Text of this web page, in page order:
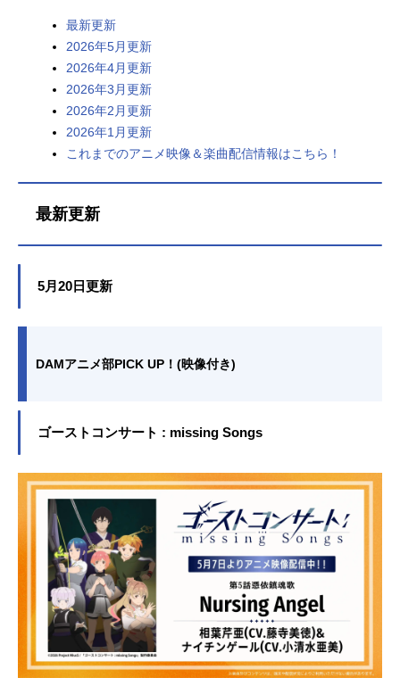
最新更新
2026年5月更新
2026年4月更新
2026年3月更新
2026年2月更新
2026年1月更新
これまでのアニメ映像＆楽曲配信情報はこちら！
最新更新
5月20日更新
DAMアニメ部PICK UP！(映像付き)
ゴーストコンサート : missing Songs